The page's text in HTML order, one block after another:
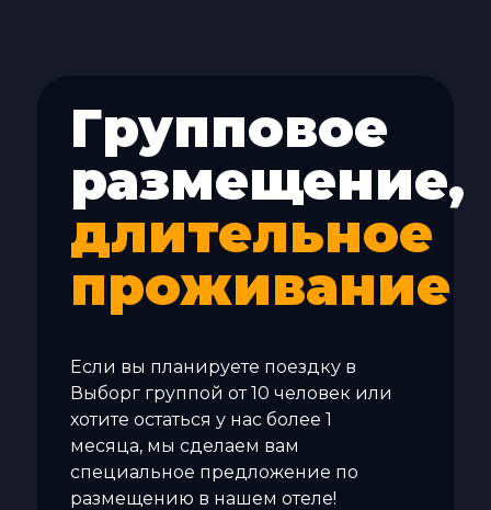
Групповое
размещение,
длительное
проживание
Если вы планируете поездку в
Выборг группой от 10 человек или
хотите остаться у нас более 1
месяца, мы сделаем вам
специальное предложение по
размещению в нашем отеле!